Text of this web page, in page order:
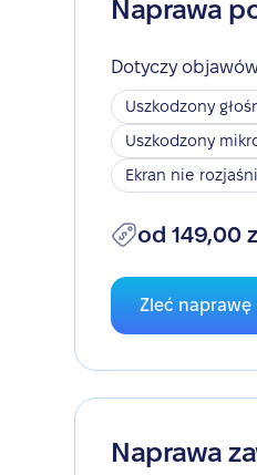
Naprawa
Dotyczy
Uszkodzony
Uszkodzony
Ekran nie
od 149,00
Zleć naprawę
Naprawa